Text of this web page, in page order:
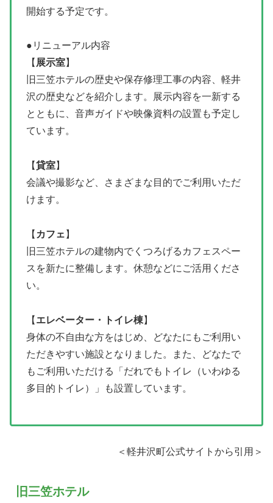
開始する予定です。
●リニューアル内容
【 展示室】
旧三笠ホテルの歴史や保存修理工事の内容、軽井
沢の歴史などを紹介します。展示内容を一新する
とともに、音声ガイドや映像資料の設置も予定し
ています。
【貸室】
会議や撮影など、さまざまな目的でご利用いただ
けます。
【 カフェ 】
旧三笠ホテルの建物内でくつろげるカフェスペー
スを新たに整備します。休憩などにご活用くださ
い。
【 エレベーター・トイレ棟】
身体の不自由な方をはじめ、どなたにもご利用い
ただきやすい施設となりました。また、どなたで
もご利用いただける「だれでもトイレ（いわゆる
多目的トイレ）」も設置しています。
＜軽井沢町公式サイトから引用＞
旧三笠ホテル